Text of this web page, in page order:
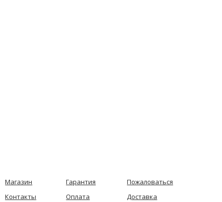
Магазин Гарантия
Пожаловаться
Контакты
Оплата Доставка